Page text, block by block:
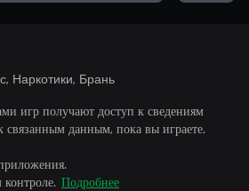
Наркотики, Брань
игр получают доступ к сведениям
данным, пока вы играете.
Подробнее